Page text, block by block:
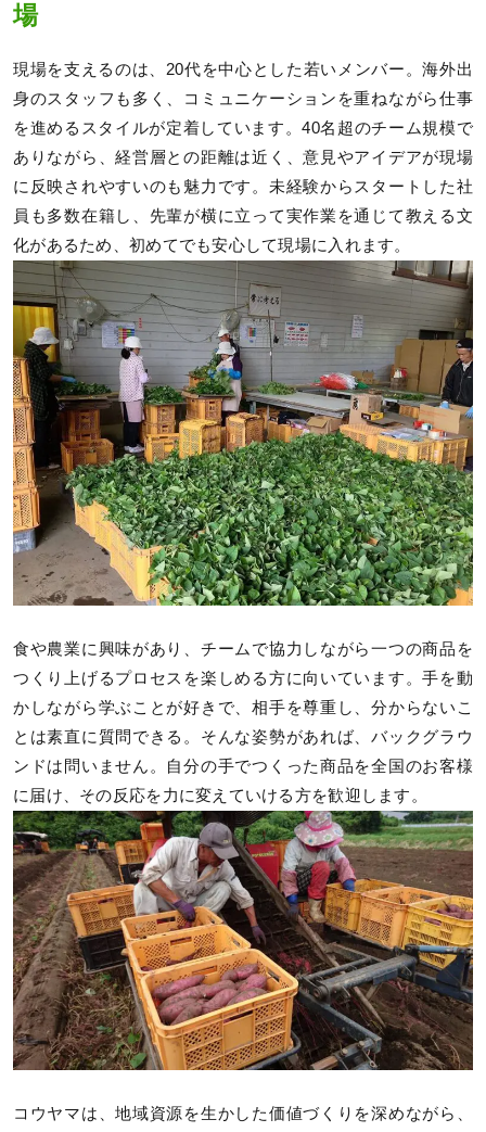
場
現場を支えるのは、20代を中心とした若いメンバー。海外出
身のスタッフも多く、コミュニケーションを重ねながら仕事
を進めるスタイルが定着しています。40名超のチーム規模で
ありながら、経営層との距離は近く、意見やアイデアが現場
に反映されやすいのも魅力です。未経験からスタートした社
員も多数在籍し、先輩が横に立って実作業を通じて教える文
化があるため、初めてでも安心して現場に入れます。
食や農業に興味があり、チームで協力しながら一つの商品を
つくり上げるプロセスを楽しめる方に向いています。手を動
かしながら学ぶことが好きで、相手を尊重し、分からないこ
とは素直に質問できる。そんな姿勢があれば、バックグラウ
ンドは問いません。自分の手でつくった商品を全国のお客様
に届け、その反応を力に変えていける方を歓迎します。
コウヤマは、地域資源を生かした価値づくりを深めながら、